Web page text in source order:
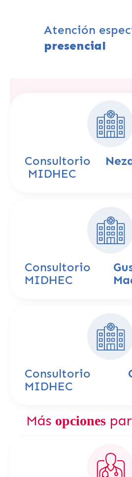
Atención
presencial
Consultorio
MIDHEC
Consultorio
MIDHEC
Consultorio
MIDHEC
Más opciones